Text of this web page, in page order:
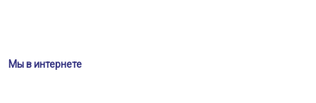
Мы в интернете